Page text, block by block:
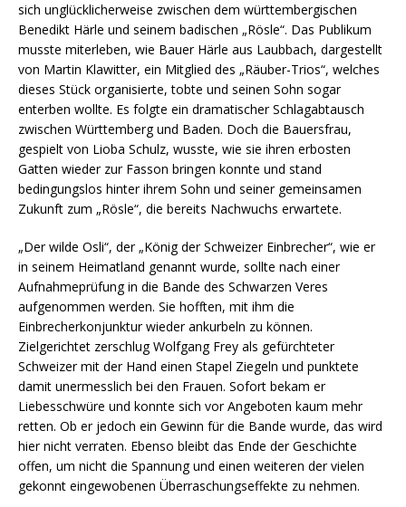
sich unglücklicherweise zwischen dem württembergischen
Benedikt Härle und seinem badischen „Rösle“. Das Publikum
musste miterleben, wie Bauer Härle aus Laubbach, dargestellt
von Martin Klawitter, ein Mitglied des „Räuber-Trios“, welches
dieses Stück organisierte, tobte und seinen Sohn sogar
enterben wollte. Es folgte ein dramatischer Schlagabtausch
zwischen Württemberg und Baden. Doch die Bauersfrau,
gespielt von Lioba Schulz, wusste, wie sie ihren erbosten
Gatten wieder zur Fasson bringen konnte und stand
bedingungslos hinter ihrem Sohn und seiner gemeinsamen
Zukunft zum „Rösle“, die bereits Nachwuchs erwartete.
„Der wilde Osli“, der „König der Schweizer Einbrecher“, wie er
in seinem Heimatland genannt wurde, sollte nach einer
Aufnahmeprüfung in die Bande des Schwarzen Veres
aufgenommen werden. Sie hofften, mit ihm die
Einbrecherkonjunktur wieder ankurbeln zu können.
Zielgerichtet zerschlug Wolfgang Frey als gefürchteter
Schweizer mit der Hand einen Stapel Ziegeln und punktete
damit unermesslich bei den Frauen. Sofort bekam er
Liebesschwüre und konnte sich vor Angeboten kaum mehr
retten. Ob er jedoch ein Gewinn für die Bande wurde, das wird
hier nicht verraten. Ebenso bleibt das Ende der Geschichte
offen, um nicht die Spannung und einen weiteren der vielen
gekonnt eingewobenen Überraschungseffekte zu nehmen.